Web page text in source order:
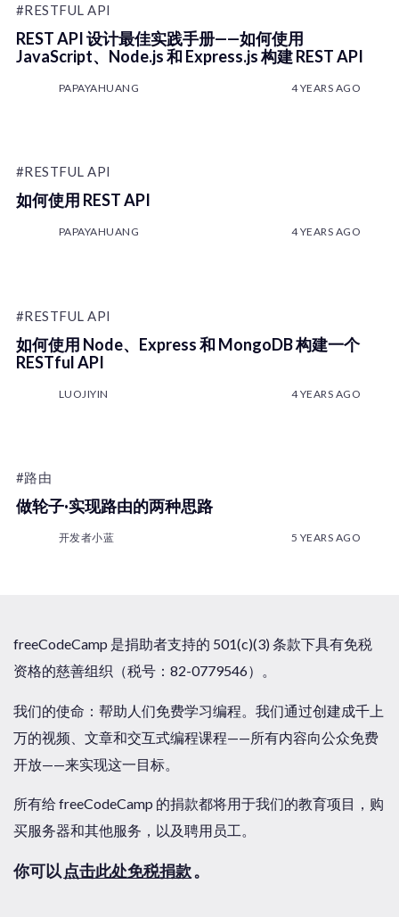
#RESTFUL API
REST API 设计最佳实践手册——如何使用
JavaScript、Node.js 和 Express.js 构建 REST API
PAPAYAHUANG 4 YEARS AGO
#RESTFUL API
如何使用 REST API
PAPAYAHUANG 4 YEARS AGO
#RESTFUL API
如何使用 Node、Express 和 MongoDB 构建一个
RESTful API
LUOJIYIN 4 YEARS AGO
#路由
做轮子·实现路由的两种思路
开发者小蓝 5 YEARS AGO
freeCodeCamp 是捐助者支持的 501(c)(3) 条款下具有免税
资格的慈善组织（税号：82-0779546）。
我们的使命：帮助人们免费学习编程。我们通过创建成千上
万的视频、文章和交互式编程课程——所有内容向公众免费
开放——来实现这一目标。
所有给 freeCodeCamp 的捐款都将用于我们的教育项目，购
买服务器和其他服务，以及聘用员工。
你可以 点击此处免税捐款。